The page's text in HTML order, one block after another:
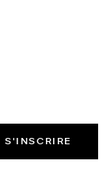
S'INSCRIRE